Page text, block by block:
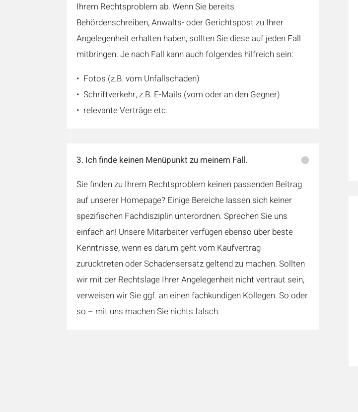
Ihrem Rechtsproblem ab. Wenn Sie bereits
Behördenschreiben, Anwalts- oder Gerichtspost zu Ihrer
Angelegenheit erhalten haben, sollten Sie diese auf jeden Fall
mitbringen. Je nach Fall kann auch folgendes hilfreich sein:
• Fotos (z.B. vom Unfallschaden)
• Schriftverkehr, z.B. E-Mails (vom oder an den Gegner)
• relevante Verträge etc.
3. Ich finde keinen Menüpunkt zu meinem Fall.
Sie finden zu Ihrem Rechtsproblem keinen passenden Beitrag
auf unserer Homepage? Einige Bereiche lassen sich keiner
spezifischen Fachdisziplin unterordnen. Sprechen Sie uns
einfach an! Unsere Mitarbeiter verfügen ebenso über beste
Kenntnisse, wenn es darum geht vom Kaufvertrag
zurücktreten oder Schadensersatz geltend zu machen. Sollten
wir mit der Rechtslage Ihrer Angelegenheit nicht vertraut sein,
verweisen wir Sie ggf. an einen fachkundigen Kollegen. So oder
so – mit uns machen Sie nichts falsch.